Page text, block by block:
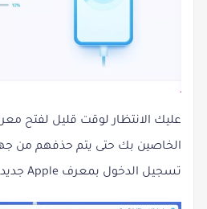
الخاصين بك حتى يتم حذفهم من
تسجيل الدخول بمعرف Apple جديد والتمتع بكل المميزات.